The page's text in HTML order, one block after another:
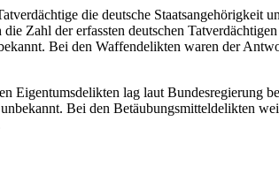
die deutsche
Zahl der erfassten deutschen
Bei den Waffendelikten waren der
Eigentumsdelikten lag laut Bundesregierung
Bei den Betäubungsmitteldelikten